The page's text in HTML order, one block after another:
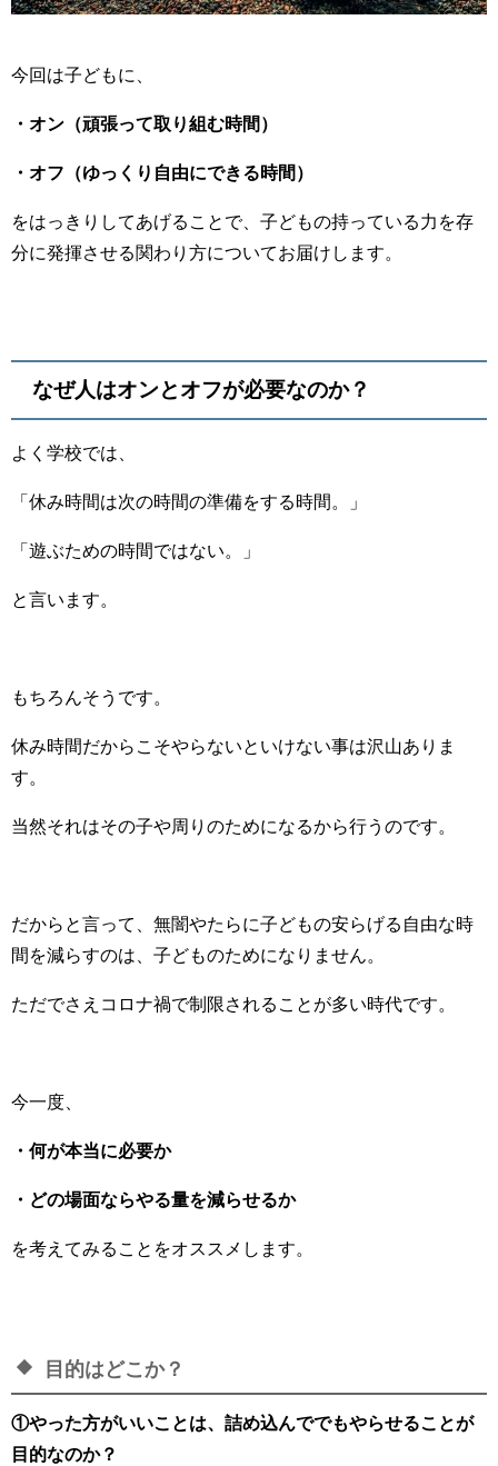
今回は子どもに、
・オン（頑張って取り組む時間）
・オフ（ゆっくり自由にできる時間）
をはっきりしてあげることで、子どもの持っている力を存
分に発揮させる関わり方についてお届けします。
なぜ人はオンとオフが必要なのか？
よく学校では、
「休み時間は次の時間の準備をする時間。」
「遊ぶための時間ではない。」
と言います。
もちろんそうです。
休み時間だからこそやらないといけない事は沢山ありま
す。
当然それはその子や周りのためになるから行うのです。
だからと言って、無闇やたらに子どもの安らげる自由な時
間を減らすのは、子どものためになりません。
ただでさえコロナ禍で制限されることが多い時代です。
今一度、
・何が本当に必要か
・どの場面ならやる量を減らせるか
を考えてみることをオススメします。
目的はどこか？
①やった方がいいことは、詰め込んででもやらせることが
目的なのか？